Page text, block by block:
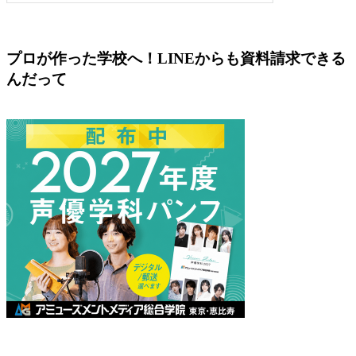
プロが作った学校へ！LINEからも資料請求できる
んだって